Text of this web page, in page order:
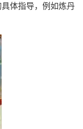
体指导，例如炼丹